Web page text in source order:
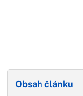
Obsah článku